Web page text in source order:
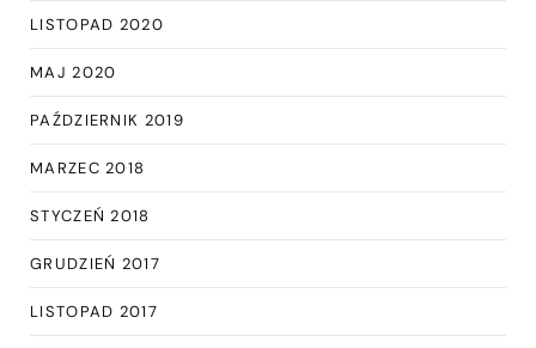
LISTOPAD 2020
MAJ 2020
PAŹDZIERNIK 2019
MARZEC 2018
STYCZEŃ 2018
GRUDZIEŃ 2017
LISTOPAD 2017